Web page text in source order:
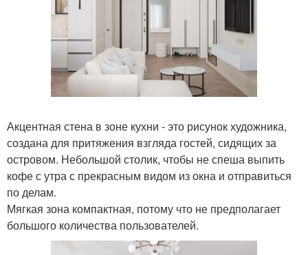
Акцентная стена в зоне кухни - это рисунок художника,
создана для притяжения взгляда гостей, сидящих за
островом. Небольшой столик, чтобы не спеша выпить
кофе с утра с прекрасным видом из окна и отправиться
по делам.
Мягкая зона компактная, потому что не предполагает
большого количества пользователей.